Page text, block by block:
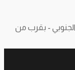
- بقرب من